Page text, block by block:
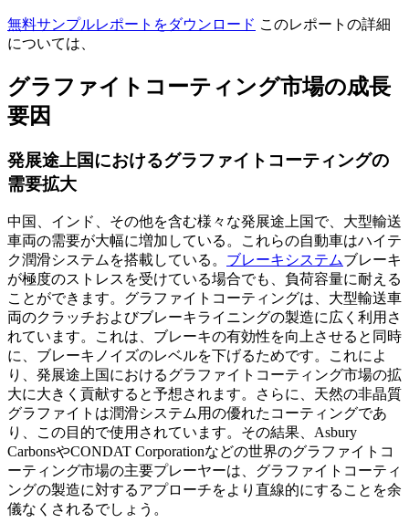
無料サンプルレポートをダウンロード このレポートの詳細
については、
グラファイトコーティング市場の成長
要因
発展途上国におけるグラファイトコーティングの
需要拡大
中国、インド、その他を含む様々な発展途上国で、大型輸送
車両の需要が大幅に増加している。これらの自動車はハイテ
ク潤滑システムを搭載している。 ブレーキシステムブレーキ
が極度のストレスを受けている場合でも、負荷容量に耐える
ことができます。グラファイトコーティングは、大型輸送車
両のクラッチおよびブレーキライニングの製造に広く利用さ
れています。これは、ブレーキの有効性を向上させると同時
に、ブレーキノイズのレベルを下げるためです。これによ
り、発展途上国におけるグラファイトコーティング市場の拡
大に大きく貢献すると予想されます。さらに、天然の非晶質
グラファイトは潤滑システム用の優れたコーティングであ
り、この目的で使用されています。その結果、Asbury
CarbonsやCONDAT Corporationなどの世界のグラファイトコ
ーティング市場の主要プレーヤーは、グラファイトコーティ
ングの製造に対するアプローチをより直線的にすることを余
儀なくされるでしょう。